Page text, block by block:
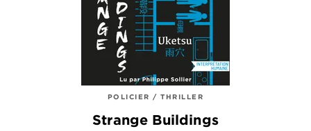
POLICIER / THRILLER
Strange Buildings